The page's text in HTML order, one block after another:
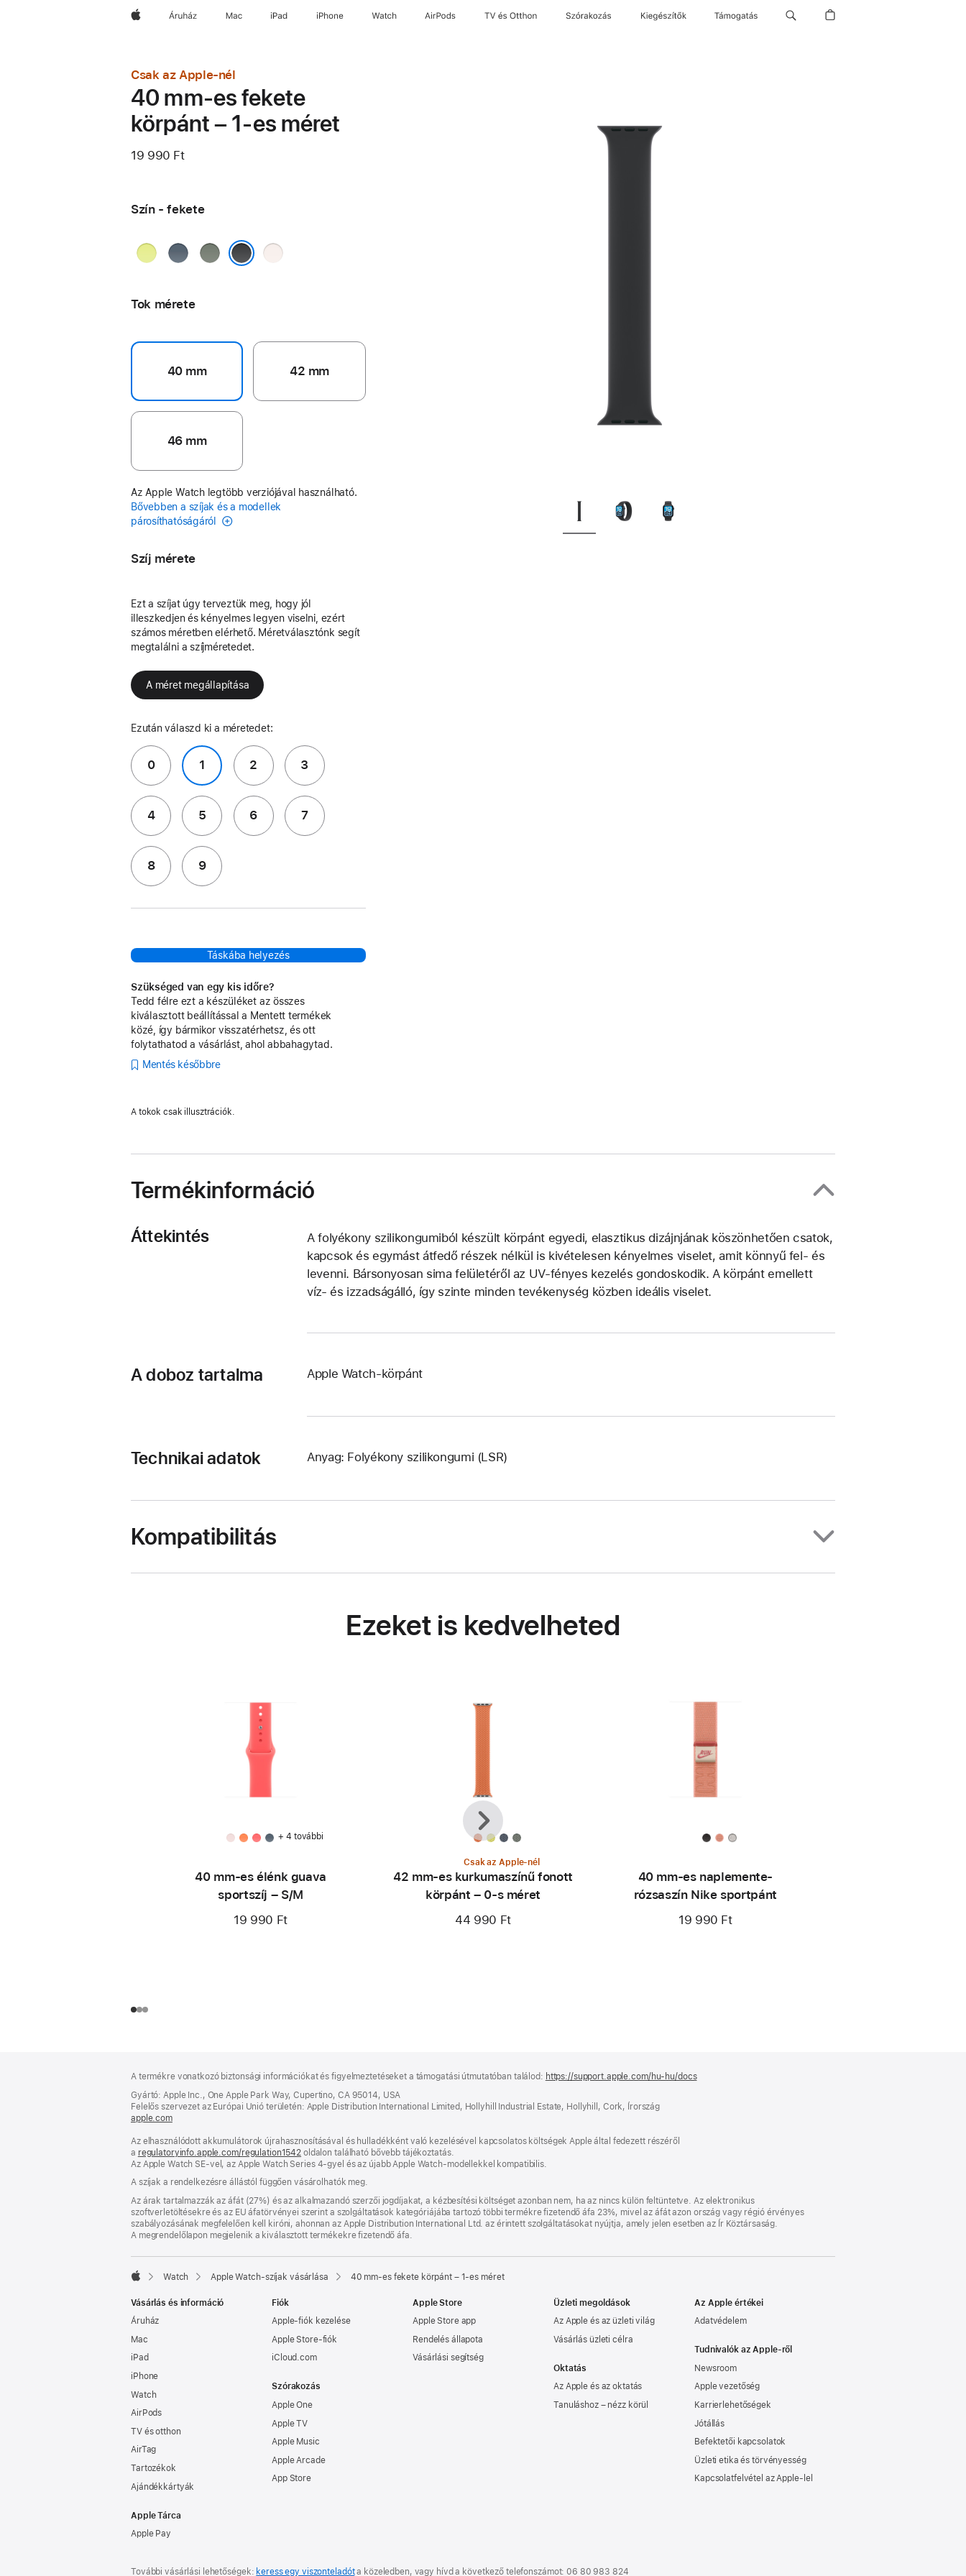
AppleÁruház Mac iPad iPhone Watch AirPods TV és Otthon Szórakozás Kiegészítők Támogatás
Csak az Apple-nél
40 mm-es fekete
körpánt – 1-es méret
19 990 Ft
Szín - fekete
neonsárga
acélkékzöldesszürkelágy
Tok mérete
40 mm 42 mm
46 mm
Az Apple Watch legtöbb verziójával használható.
Bővebben a szíjak és a modellek
párosíthatóságáról
Szíj mérete
Ezt a szíjat úgy terveztük meg, hogy jól
illeszkedjen és kényelmes legyen viselni, ezért
számos méretben elérhető. Méretválasztónk segít
megtalálni a szíjméretedet.
A méret megállapítása
Ezután válaszd ki a méretedet:
0 1 2 3
4 5 6 7
8 9
Táskába helyezés
Szükséged van egy kis időre?
Tedd félre ezt a készüléket az összes
kiválasztott beállítással a Mentett termékek
közé, így bármikor visszatérhetsz, és ott
folytathatod a vásárlást, ahol abbahagytad.
Mentés későbbre
A tokok csak illusztrációk.
Termékinformáció
Áttekintés
A folyékony szilikongumiból készült körpánt egyedi, elasztikus dizájnjának köszönhetően csatok,
kapcsok és egymást átfedő részek nélkül is kivételesen kényelmes viselet, amit könnyű fel- és
levenni. Bársonyosan sima felületéről az UV-fényes kezelés gondoskodik. A körpánt emellett
víz- és izzadságálló, így szinte minden tevékenység közben ideális viselet.
A doboz tartalma Apple Watch-körpánt
Technikai adatok Anyag: Folyékony szilikongumi (LSR)
Kompatibilitás
Ezeket is kedvelheted
+ 4 további
40 mm-es élénk guava
sportszíj – S/M
19 990 Ft
Csak az Apple-nél
42 mm-es kurkumaszínű fonott
körpánt – 0-s méret
44 990 Ft
40 mm-es naplemente-
rózsaszín Nike sportpánt
19 990 Ft
Előző
Következő
A termékre vonatkozó biztonsági információkat és figyelmeztetéseket a támogatási útmutatóban találod: https://support.apple.com/hu-hu/docs(új
Gyártó: Apple Inc., One Apple Park Way, Cupertino, CA 95014, USA
Felelős szervezet az Európai Unió területén: Apple Distribution International Limited, Hollyhill Industrial Estate, Hollyhill, Cork, Írország
apple.com(új
nyílik
meg)
Az elhasználódott akkumulátorok újrahasznosításával és hulladékként való kezelésével kapcsolatos költségek Apple által fedezett részéről
a regulatoryinfo.apple.com/regulation1542 (új
ablakban
nyílik
meg)
oldalon található bővebb tájékoztatás.
Az Apple Watch SE-vel, az Apple Watch Series 4-gyel és az újabb Apple Watch-modellekkel kompatibilis.
A szíjak a rendelkezésre állástól függően vásárolhatók meg.
Az árak tartalmazzák az áfát (27%) és az alkalmazandó szerzői jogdíjakat, a kézbesítési költséget azonban nem, ha az nincs külön feltüntetve. Az elektronikus
szoftverletöltésekre és az EU áfatörvényei szerint a szolgáltatások kategóriájába tartozó többi termékre fizetendő áfa 23%, mivel az áfát azon ország vagy régió érvényes
szabályozásának megfelelően kell kiróni, ahonnan az Apple Distribution International Ltd. az érintett szolgáltatásokat nyújtja, amely jelen esetben az Ír Köztársaság.
A megrendelőlapon megjelenik a kiválasztott termékekre fizetendő áfa.
Watch Apple Watch-szíjak vásárlása 40 mm-es fekete körpánt – 1-es méret
Vásárlás és információ
Áruház
Mac
iPad
iPhone
Watch
AirPods
TV és otthon
AirTag
Tartozékok
Ajándékkártyák
Apple Tárca
Apple Pay
Fiók
Apple‑fiók kezelése
Apple Store-fiók
iCloud.com
Szórakozás
Apple One
Apple TV
Apple Music
Apple Arcade
App Store
Apple Store
Apple Store app
Rendelés állapota
Vásárlási segítség
Üzleti megoldások
Az Apple és az üzleti világ
Vásárlás üzleti célra
Oktatás
Az Apple és az oktatás
Tanuláshoz – nézz körül
Az Apple értékei
Adatvédelem
Tudnivalók az Apple-ről
Newsroom
Apple vezetőség
Karrierlehetőségek
Jótállás
Befektetői kapcsolatok
Üzleti etika és törvényesség
Kapcsolatfelvétel az Apple-lel
További vásárlási lehetőségek: keress egy viszonteladóta közeledben, vagy hívd a következő telefonszámot:06 80 983 824